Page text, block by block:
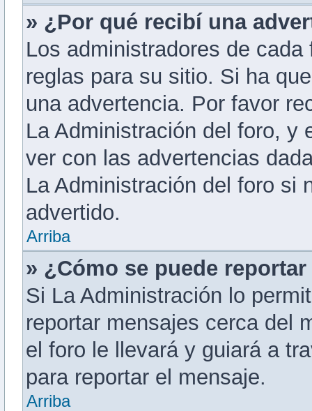
» ¿Por qué recibí una
Los administradores de
reglas para su sitio. Si ha
una advertencia. Por favor
La Administración del foro, y
ver con las advertencias
La Administración del foro si
advertido.
Arriba
» ¿Cómo se puede
Si La Administración lo
reportar mensajes cerca del
el foro le llevará y guiará a
para reportar el mensaje.
Arriba